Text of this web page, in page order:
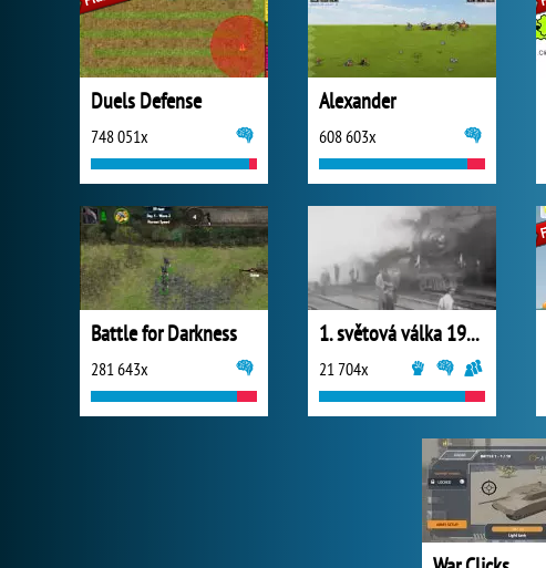
Duels Defense
748 051x
Alexander
608 603x
Battle for Darkness
281 643x
1. světová válka 1914
21 704x